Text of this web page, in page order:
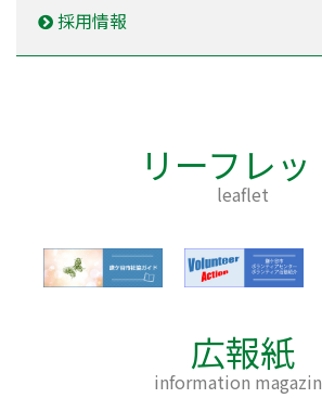
採用情報
リーフレッ
leaflet
広報紙
information